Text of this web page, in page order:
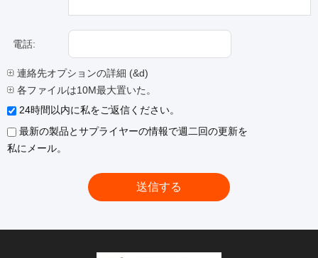
電話:
連絡先オプションの詳細 (&d)
各ファイルは10M最大置いた。
24時間以内に私をご返信ください。
最新の製品とサプライヤーの情報で週二回の更新を
私にメール。